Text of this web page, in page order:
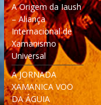
A Origem da Iaush
– Aliança
Internacional de
Xamanismo
Universal
A JORNADA
XAMANICA VOO
DA ÁGUIA